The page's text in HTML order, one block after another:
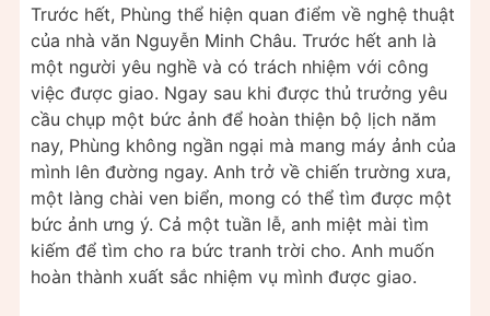
Trước hết, Phùng thể hiện quan điểm về nghệ thuật
của nhà văn Nguyễn Minh Châu. Trước hết anh là
một người yêu nghề và có trách nhiệm với công
việc được giao. Ngay sau khi được thủ trưởng yêu
cầu chụp một bức ảnh để hoàn thiện bộ lịch năm
nay, Phùng không ngần ngại mà mang máy ảnh của
mình lên đường ngay. Anh trở về chiến trường xưa,
một làng chài ven biển, mong có thể tìm được một
bức ảnh ưng ý. Cả một tuần lễ, anh miệt mài tìm
kiếm để tìm cho ra bức tranh trời cho. Anh muốn
hoàn thành xuất sắc nhiệm vụ mình được giao.